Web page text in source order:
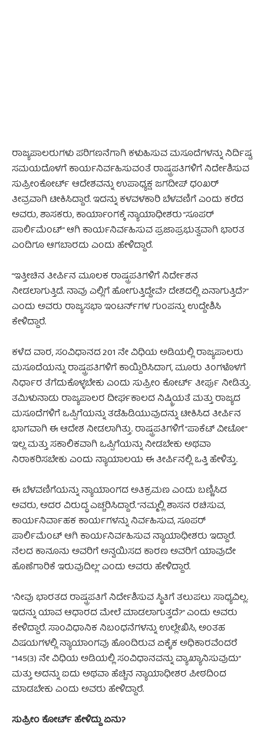
ರಾಜ್ಯಪಾಲರುಗಳು ಪರಿಗಣನೆಗಾಗಿ ಕಳುಹಿಸುವ ಮಸೂದೆಗಳನ್ನು ನಿರ್ದಿಷ್ಟ
ಸಮಯದೊಳಗೆ ಕಾರ್ಯನಿರ್ವಹಿಸುವಂತೆ ರಾಷ್ಟ್ರಪತಿಗಳಿಗೆ ನಿರ್ದೇಶಿಸುವ
ಸುಪ್ರೀಂಕೋರ್ಟ್ ಆದೇಶವನ್ನು ಉಪಾಧ್ಯಕ್ಷ ಜಗದೀಪ್ ಧಂಖರ್
ತೀವ್ರವಾಗಿ ಟೀಕಿಸಿದ್ದಾರೆ. ಇದನ್ನು ಕಳವಳಕಾರಿ ಬೆಳವಣಿಗೆ ಎಂದು ಕರೆದ
ಅವರು, ಶಾಸಕರು, ಕಾರ್ಯಾಂಗಕ್ಕೆ ನ್ಯಾಯಾಧೀಶರು “ಸೂಪರ್
ಪಾರ್ಲಿಮೆಂಟ್” ಆಗಿ ಕಾರ್ಯನಿರ್ವಹಿಸುವ ಪ್ರಜಾಪ್ರಭುತ್ವವಾಗಿ ಭಾರತ
ಎಂದಿಗೂ ಆಗಬಾರದು ಎಂದು ಹೇಳಿದ್ದಾರೆ.
“ಇತ್ತೀಚಿನ ತೀರ್ಪಿನ ಮೂಲಕ ರಾಷ್ಟ್ರಪತಿಗಳಿಗೆ ನಿರ್ದೇಶನ
ನೀಡಲಾಗುತ್ತಿದೆ. ನಾವು ಎಲ್ಲಿಗೆ ಹೋಗುತ್ತಿದ್ದೇವೆ? ದೇಶದಲ್ಲಿ ಏನಾಗುತ್ತಿದೆ?”
ಎಂದು ಅವರು ರಾಜ್ಯಸಭಾ ಇಂಟರ್ನ್‌ಗಳ ಗುಂಪನ್ನು ಉದ್ದೇಶಿಸಿ
ಕೇಳಿದ್ದಾರೆ.
ಕಳೆದ ವಾರ, ಸಂವಿಧಾನದ 201 ನೇ ವಿಧಿಯ ಅಡಿಯಲ್ಲಿ ರಾಜ್ಯಪಾಲರು
ಮಸೂದೆಯನ್ನು ರಾಷ್ಟ್ರಪತಿಗಳಿಗೆ ಕಾಯ್ದಿರಿಸಿದಾಗ, ಮೂರು ತಿಂಗಳೊಳಗೆ
ನಿರ್ಧಾರ ತೆಗೆದುಕೊಳ್ಳಬೇಕು ಎಂದು ಸುಪ್ರೀಂ ಕೋರ್ಟ್ ತೀರ್ಪು ನೀಡಿತ್ತು.
ತಮಿಳುನಾಡು ರಾಜ್ಯಪಾಲರ ದೀರ್ಘಕಾಲದ ನಿಷ್ಕ್ರಿಯತೆ ಮತ್ತು ರಾಜ್ಯದ
ಮಸೂದೆಗಳಿಗೆ ಒಪ್ಪಿಗೆಯನ್ನು ತಡೆಹಿಡಿಯುವುದನ್ನು ಟೀಕಿಸಿದ ತೀರ್ಪಿನ
ಭಾಗವಾಗಿ ಈ ಆದೇಶ ನೀಡಲಾಗಿತ್ತು. ರಾಷ್ಟ್ರಪತಿಗಳಿಗೆ “ಪಾಕೆಟ್ ವೀಟೋ”
ಇಲ್ಲ ಮತ್ತು ಸಕಾಲಿಕವಾಗಿ ಒಪ್ಪಿಗೆಯನ್ನು ನೀಡಬೇಕು ಅಥವಾ
ನಿರಾಕರಿಸಬೇಕು ಎಂದು ನ್ಯಾಯಾಲಯ ಈ ತೀರ್ಪಿನಲ್ಲಿ ಒತ್ತಿ ಹೇಳಿತ್ತು.
ಈ ಬೆಳವಣಿಗೆಯನ್ನು ನ್ಯಾಯಾಂಗದ ಅತಿಕ್ರಮಣ ಎಂದು ಬಣ್ಣಿಸಿದ
ಅವರು, ಅದರ ವಿರುದ್ಧ ಎಚ್ಚರಿಸಿದ್ದಾರೆ. “ನಮ್ಮಲ್ಲಿ ಶಾಸನ ರಚಿಸುವ,
ಕಾರ್ಯನಿರ್ವಾಹಕ ಕಾರ್ಯಗಳನ್ನು ನಿರ್ವಹಿಸುವ, ಸೂಪರ್
ಪಾರ್ಲಿಮೆಂಟ್ ಆಗಿ ಕಾರ್ಯನಿರ್ವಹಿಸುವ ನ್ಯಾಯಾಧೀಶರು ಇದ್ದಾರೆ.
ನೆಲದ ಕಾನೂನು ಅವರಿಗೆ ಅನ್ವಯಿಸದ ಕಾರಣ ಅವರಿಗೆ ಯಾವುದೇ
ಹೊಣೆಗಾರಿಕೆ ಇರುವುದಿಲ್ಲ” ಎಂದು ಅವರು ಹೇಳಿದ್ದಾರೆ.
“ನೀವು ಭಾರತದ ರಾಷ್ಟ್ರಪತಿಗೆ ನಿರ್ದೇಶಿಸುವ ಸ್ಥಿತಿಗೆ ತಲುಪಲು ಸಾಧ್ಯವಿಲ್ಲ.
ಇದನ್ನು ಯಾವ ಆಧಾರದ ಮೇಲೆ ಮಾಡಲಾಗುತ್ತದೆ?” ಎಂದು ಅವರು
ಕೇಳಿದ್ದಾರೆ. ಸಾಂವಿಧಾನಿಕ ನಿಬಂಧನೆಗಳನ್ನು ಉಲ್ಲೇಖಿಸಿ, ಅಂತಹ
ವಿಷಯಗಳಲ್ಲಿ ನ್ಯಾಯಾಂಗವು ಹೊಂದಿರುವ ಏಕೈಕ ಅಧಿಕಾರವೆಂದರೆ
“145(3) ನೇ ವಿಧಿಯ ಅಡಿಯಲ್ಲಿ ಸಂವಿಧಾನವನ್ನು ವ್ಯಾಖ್ಯಾನಿಸುವುದು”
ಮತ್ತು ಅದನ್ನು ಐದು ಅಥವಾ ಹೆಚ್ಚಿನ ನ್ಯಾಯಾಧೀಶರ ಪೀಠದಿಂದ
ಮಾಡಬೇಕು ಎಂದು ಅವರು ಹೇಳಿದ್ದಾರೆ.
ಸುಪ್ರೀಂ ಕೋರ್ಟ್ ಹೇಳಿದ್ದು ಏನು?